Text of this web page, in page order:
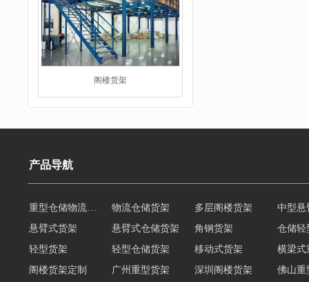
阁楼货架
重型货架
产品导航
物流仓储货架 多层阁楼货架
中型悬
悬臂式货架
悬臂式仓储货架 角钢货架
仓储轻
轻型货架
轻型仓储货架 移动式货架
横梁式
阁楼货架定制
广州重型货架 深圳阁楼货架 佛山重